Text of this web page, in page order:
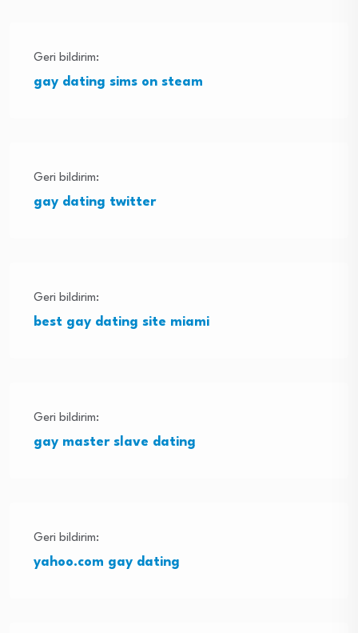
Geri bildirim:
gay dating sims on steam
Geri bildirim:
gay dating twitter
Geri bildirim:
best gay dating site miami
Geri bildirim:
gay master slave dating
Geri bildirim:
yahoo.com gay dating